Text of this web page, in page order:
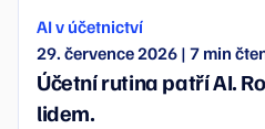
AI v účetnictví
29. července 2026 | 7 min
Účetní rutina patří AI.
lidem.